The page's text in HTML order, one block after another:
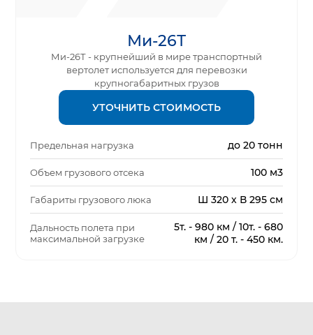
Ми-26Т
Ми-26Т - крупнейший в мире транспортный
вертолет используется для перевозки
крупногабаритных грузов
УТОЧНИТЬ СТОИМОСТЬ
Предельная нагрузка до 20 тонн
Объем грузового отсека 100 м3
Габариты грузового люка Ш 320 х В 295 см
Дальность полета при
максимальной загрузке
5т. - 980 км / 10т. - 680
км / 20 т. - 450 км.